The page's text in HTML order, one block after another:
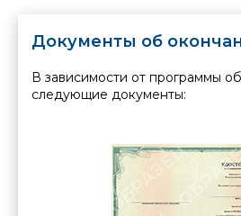
академических часа. Стоимость
обучении устанавливается
заказанных часов при выезде в
стоимости заказанных часов и + 1%
пределы Московской области
индивидуально менеджерами по
Для юридических лиц
действующая при полной
Документы об
В зависимости от программы
следующие документы: